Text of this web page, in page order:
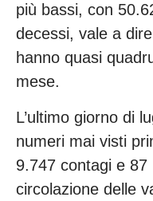
più bassi, con
decessi, vale a
hanno quasi
mese.
L’ultimo giorno di
numeri mai visti
9.747 contagi e
circolazione delle